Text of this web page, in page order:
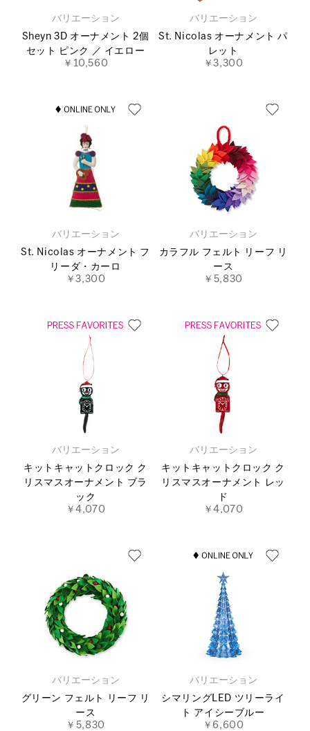
バリエーション
Sheyn 3D オーナメント 2個
セット ピンク ／ イエロー
￥10,560
バリエーション
St. Nicolas オーナメント パ
レット
￥3,300
バリエーション
St. Nicolas オーナメント フ
リーダ・カーロ
￥3,300
バリエーション
カラフル フェルト リーフ リ
ース
￥5,830
バリエーション
キットキャットクロック ク
リスマスオーナメント ブラ
ック
￥4,070
バリエーション
キットキャットクロック ク
リスマスオーナメント レッ
ド
￥4,070
バリエーション
グリーン フェルト リーフ リ
ース
￥5,830
バリエーション
シマリングLED ツリーライ
ト アイシーブルー
￥6,600